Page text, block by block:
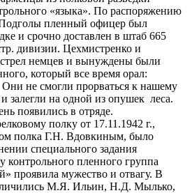
«языка». По распоряжению
пленный офицер был
и срочно доставлен в штаб 665
дивизии. Цехмистренко и
немцев и вынуждены были
который все время орал:
не смогли прорваться к нашему
залегли на одной из опушек леса.
появились в отряде.
полку от 17.11.1942 г.,
полка Г.Н. Вдовкиным, было
специального задания
контрольного пленного группа
проявила мужество и отвагу. В
М.Я. Ильин, Н.Д. Мылько,